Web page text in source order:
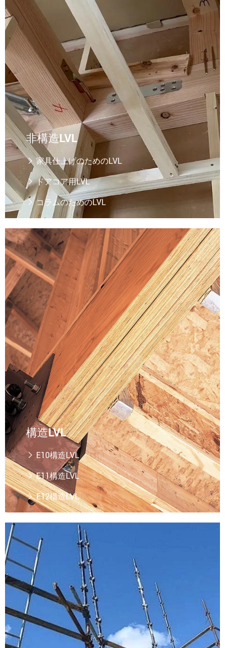
非構造LVL
 家具仕上げのためのLVL
ドアコア用LVL
コラムのためのLVL
構造LVL
もっと読む 
構造LVL
 E10構造LVL
E11構造LVL
E12構造LVL
LVL足場
もっと読む 